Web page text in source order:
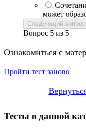
может
Следующий вопрос
Вопрос 5 из 5
Ознакомиться с
Пройти тест заново
Тесты в данной